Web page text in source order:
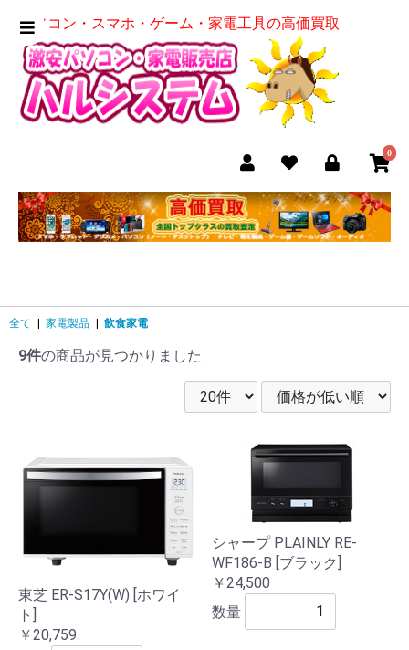
パソコン・スマホ・ゲーム・家電工具の高価買取
0
全て | 家電製品 | 飲食家電
9件の商品が見つかりました
東芝 ER-S17Y(W) [ホワイ
ト]
￥20,759
シャープ PLAINLY RE-
WF186-B [ブラック]
￥24,500
数量